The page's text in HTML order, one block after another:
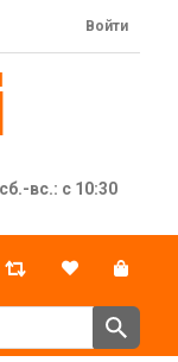
вс.: с 10:30
Войти